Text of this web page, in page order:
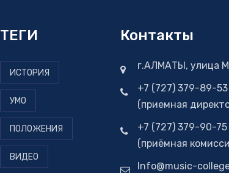
ТЕГИ
ИСТОРИЯ
УМО
ПОЛОЖЕНИЯ
ВИДЕО
Контакты
г.АЛМАТЫ, улица
+7 (727) 379-89-53
(приемная
+7 (727) 379-90-75
(приёмная
Info@music-